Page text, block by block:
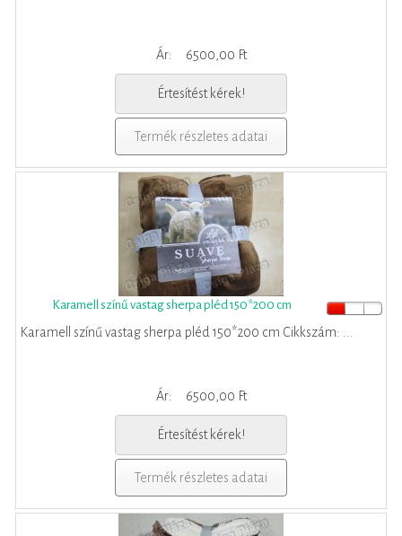
Ár: 6500,00 Ft
Értesítést kérek!
Termék részletes adatai
Karamell színű vastag sherpa pléd 150*200 cm
Karamell színű vastag sherpa pléd 150*200 cm Cikkszám: ...
Ár: 6500,00 Ft
Értesítést kérek!
Termék részletes adatai